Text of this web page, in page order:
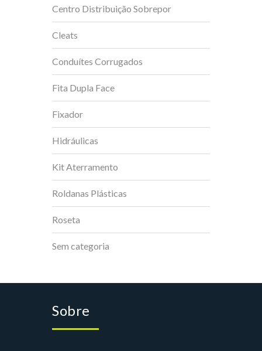
Centro Distribuição Sobrepor
Cleats
Conduítes Corrugados
Fita Dupla Face
Fixador
Hidráulicas
Kit Aterramento
Roldanas Plásticas
Roseta
Sem categoria
Sobre